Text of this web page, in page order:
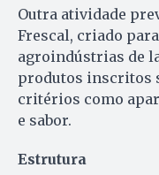
Outra atividade
Frescal, criado
agroindústrias de
produtos inscritos
critérios como
e sabor.
Estrutura